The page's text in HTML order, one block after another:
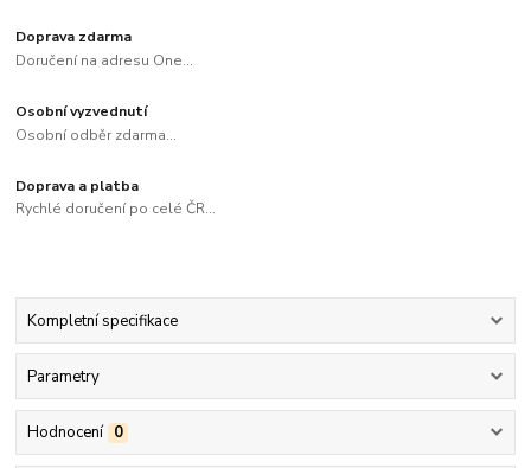
Doprava zdarma
Doručení na adresu One...
Osobní vyzvednutí
Osobní odběr zdarma...
Doprava a platba
Rychlé doručení po celé ČR...
Kompletní specifikace
Parametry
Hodnocení 0